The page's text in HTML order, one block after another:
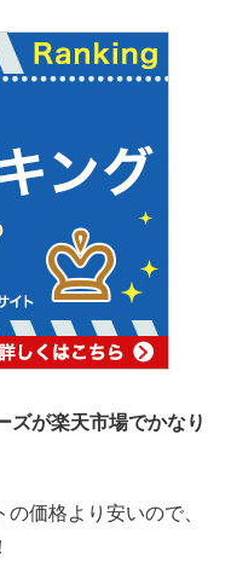
ズが楽天市場でかなり
価格より安いので、